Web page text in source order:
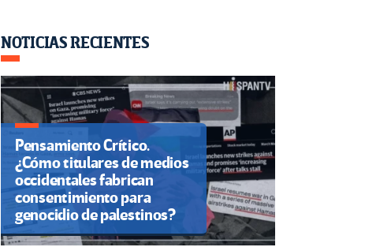
NOTICIAS RECIENTES
Pensamiento Crítico.
¿Cómo titulares de medios
occidentales fabrican
consentimiento para
genocidio de palestinos?